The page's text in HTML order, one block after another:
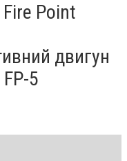
Fire Point
двигун
5